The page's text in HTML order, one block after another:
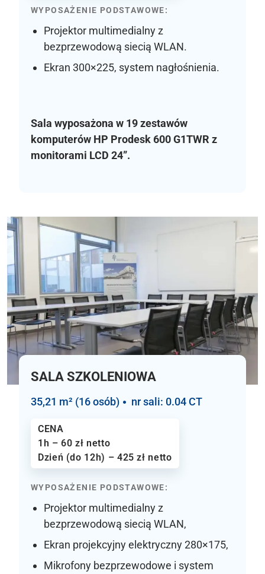
WYPOSAŻENIE PODSTAWOWE:
Projektor multimedialny z
bezprzewodową siecią WLAN.
Ekran 300×225, system nagłośnienia.
Sala wyposażona w 19 zestawów
komputerów HP Prodesk 600 G1TWR z
monitorami LCD 24”.
SALA SZKOLENIOWA
35,21 m² (16 osób) nr sali: 0.04 CT
CENA
1h – 60 zł netto
Dzień (do 12h) – 425 zł netto
WYPOSAŻENIE PODSTAWOWE:
Projektor multimedialny z
bezprzewodową siecią WLAN,
Ekran projekcyjny elektryczny 280×175,
Mikrofony bezprzewodowe i system